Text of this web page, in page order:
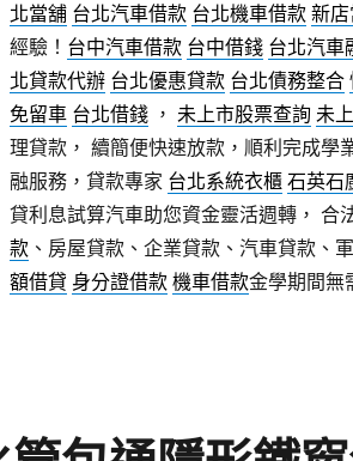
北當舖 台北汽車借款 台北機車借款 新
經驗！ 台中汽車借款 台中借錢 台北汽車
北貸款代辦 台北優惠貸款 台北債務整合
免留車 台北借錢， 未上市股票查詢 未
理貸款， 續簡便快速放款，順利完成學
融服務，貸款專家 台北系統衣櫃 石英石
貸利息試算汽車助您資金靈活週轉， 合
款、房屋貸款、企業貸款、汽車貸款、
額借貸 身分證借款 機車借款金學期間無